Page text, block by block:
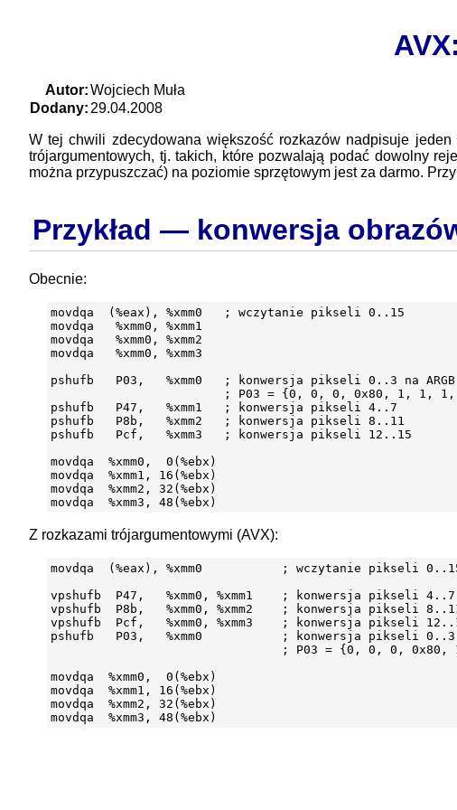
Autor:Wojciech Muła
Dodany:29.04.2008
W tej chwili zdecydowana większość rozkazów nadpisuje
trójargumentowych, tj. takich, które pozwalają podać dowolny
można przypuszczać) na poziomie sprzętowym jest za darmo.
Przykład — konwersja
Obecnie:
movdqa  (%eax), %xmm0   ; wczytanie pikseli 0..15
movdqa   %xmm0, %xmm1
movdqa   %xmm0, %xmm2
movdqa   %xmm0, %xmm3
pshufb   P03,   %xmm0   ; konwersja pikseli 0..3 na ARGB
; P03 = {0, 0, 0, 0x80, 1, 1,
pshufb   P47,   %xmm1   ; konwersja pikseli 4..7
pshufb   P8b,   %xmm2   ; konwersja pikseli 8..11
pshufb   Pcf,   %xmm3   ; konwersja pikseli 12..15
movdqa  %xmm0,  0(%ebx)
movdqa  %xmm1, 16(%ebx)
movdqa  %xmm2, 32(%ebx)
Z rozkazami trójargumentowymi (AVX):
movdqa  (%eax), %xmm0           ; wczytanie pikseli
vpshufb  P47,   %xmm0, %xmm1    ; konwersja pikseli 4..7
vpshufb  P8b,   %xmm0, %xmm2    ; konwersja pikseli
vpshufb  Pcf,   %xmm0, %xmm3    ; konwersja pikseli
pshufb   P03,   %xmm0           ; konwersja pikseli 0..3
; P03 = {0, 0, 0,
movdqa  %xmm0,  0(%ebx)
movdqa  %xmm1, 16(%ebx)
movdqa  %xmm2, 32(%ebx)